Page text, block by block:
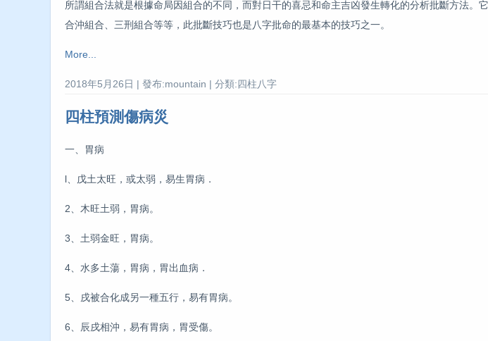
所謂組合法就是根據命局因組合的不同，而對日干的喜忌和命主吉凶發生轉化的分析批斷方法。
合沖組合、三刑組合等等，此批斷技巧也是八字批命的最基本的技巧之一。
More...
2018年5月26日 | 發布:mountain | 分類:四柱八字
四柱預測傷病災
一、胃病
l、戊土太旺，或太弱，易生胃病．
2、木旺土弱，胃病。
3、土弱金旺，胃病。
4、水多土蕩，胃病，胃出血病．
5、戌被合化成另一種五行，易有胃病。
6、辰戌相沖，易有胃病，胃受傷。